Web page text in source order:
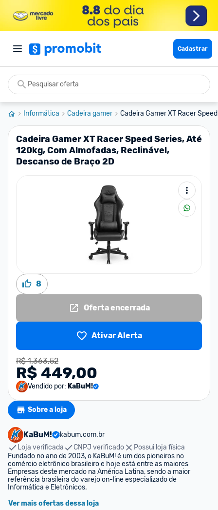
Cadastrar
Informática Cadeira gamer Cadeira Gamer XT Racer
Cadeira Gamer XT Racer Speed Series, Até
120kg, Com Almofadas, Reclinável,
Descanso de Braço 2D
8
Oferta encerrada
Ativar Alerta
R$ 1.363,52
R$ 449,00
Vendido por: KaBuM!
Sobre a loja
KaBuM!
kabum.com.br
Loja verificada
CNPJ verificado
Possui loja física
Fundado no ano de 2003, o KaBuM! é um dos pioneiros no
comércio eletrônico brasileiro e hoje está entre as maiores
Empresas deste mercado na América Latina, sendo a maior
referência brasileira do varejo on-line especializado de
Informática e Eletrônicos.
Ver mais ofertas dessa loja